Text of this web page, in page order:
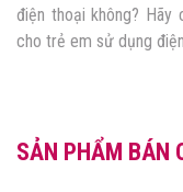
điện thoại không? Hãy
cho trẻ em sử dụng
SẢN PHẨM BÁN